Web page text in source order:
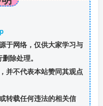
于网络，仅供大家学习与
除处理。
并不代表本站赞同其观点
转载任何违法的相关信